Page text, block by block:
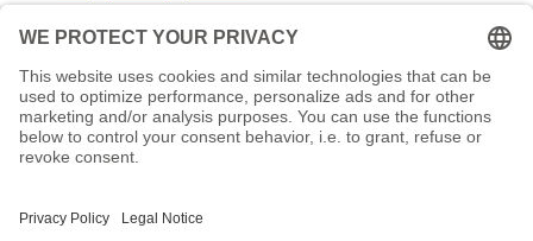
Infocenter
Wanderkartenshop
Prospektdownload
Unterkunft Böhmisch Sächsische Schweiz
Veranstaltungskalender